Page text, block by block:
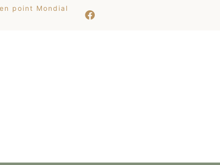
point Mondial